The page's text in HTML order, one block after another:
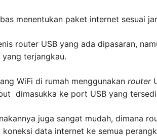
menentukan paket internet sesuai
router USB yang ada dipasaran,
terjangkau.
WiFi di rumah menggunakan router
dimasukka ke port USB yang
juga sangat mudah, dimana
data internet ke semua